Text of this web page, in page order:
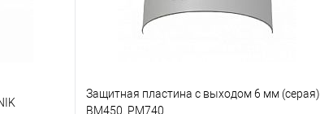
Защитная пластина с выходом 6 мм (серая)
BM450, PM740